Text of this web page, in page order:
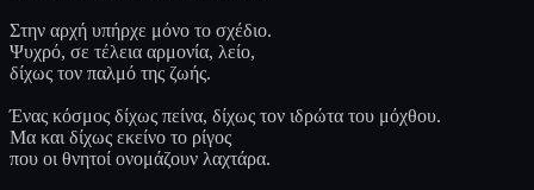
Στην αρχή υπήρχε μόνο το σχέδιο.
Ψυχρό, σε τέλεια αρμονία, λείο,
δίχως τον παλμό της ζωής.
Ένας κόσμος δίχως πείνα, δίχως τον ιδρώτα του μόχθου.
Μα και δίχως εκείνο το ρίγος
που οι θνητοί ονομάζουν λαχτάρα.